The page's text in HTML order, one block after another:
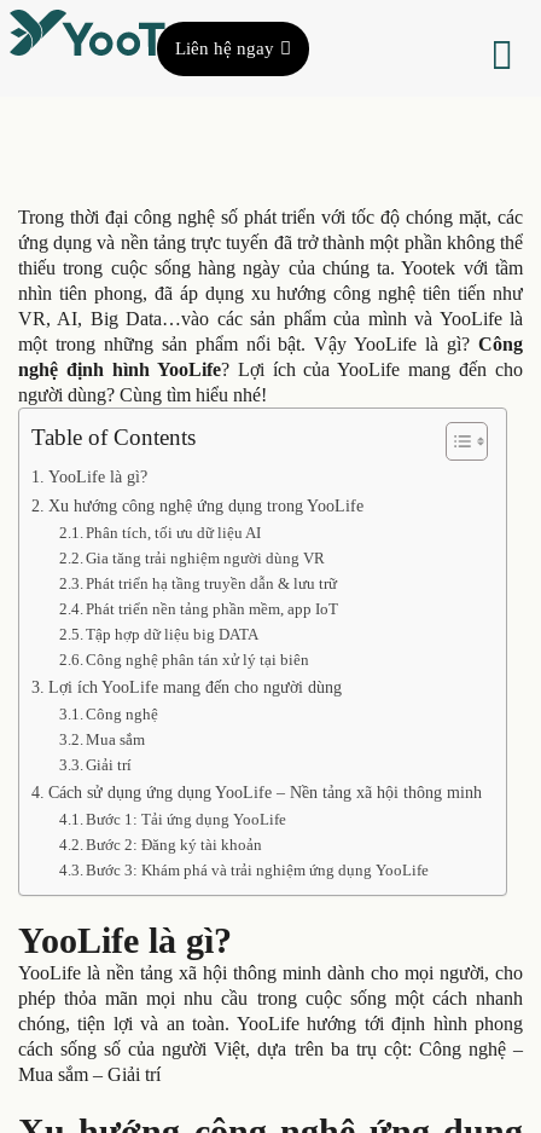
Liên hệ ngay
Trong thời đại công nghệ số phát triển với tốc độ chóng mặt, các
ứng dụng và nền tảng trực tuyến đã trở thành một phần không thể
thiếu trong cuộc sống hàng ngày của chúng ta. Yootek với tầm
nhìn tiên phong, đã áp dụng xu hướng công nghệ tiên tiến như
VR, AI, Big Data…vào các sản phẩm của mình và YooLife là
một trong những sản phẩm nổi bật. Vậy YooLife là gì? Công
nghệ định hình YooLife? Lợi ích của YooLife mang đến cho
người dùng? Cùng tìm hiểu nhé!
Table of Contents
YooLife là gì?
Xu hướng công nghệ ứng dụng trong YooLife
Phân tích, tối ưu dữ liệu AI
Gia tăng trải nghiệm người dùng VR
Phát triển hạ tầng truyền dẫn & lưu trữ
Phát triển nền tảng phần mềm, app IoT
Tập hợp dữ liệu big DATA
Công nghệ phân tán xử lý tại biên
Lợi ích YooLife mang đến cho người dùng
Công nghệ
Mua sắm
Giải trí
Cách sử dụng ứng dụng YooLife – Nền tảng xã hội thông minh
Bước 1: Tải ứng dụng YooLife
Bước 2: Đăng ký tài khoản
Bước 3: Khám phá và trải nghiệm ứng dụng YooLife
YooLife là gì?
YooLife là nền tảng xã hội thông minh dành cho mọi người, cho
phép thỏa mãn mọi nhu cầu trong cuộc sống một cách nhanh
chóng, tiện lợi và an toàn. YooLife hướng tới định hình phong
cách sống số của người Việt, dựa trên ba trụ cột: Công nghệ –
Mua sắm – Giải trí